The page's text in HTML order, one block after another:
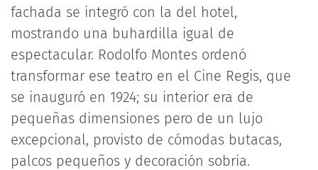
fachada se integró con la del hotel,
mostrando una buhardilla igual de
espectacular. Rodolfo Montes ordenó
transformar ese teatro en el Cine Regis, que
se inauguró en 1924; su interior era de
pequeñas dimensiones pero de un lujo
excepcional, provisto de cómodas butacas,
palcos pequeños y decoración sobria.